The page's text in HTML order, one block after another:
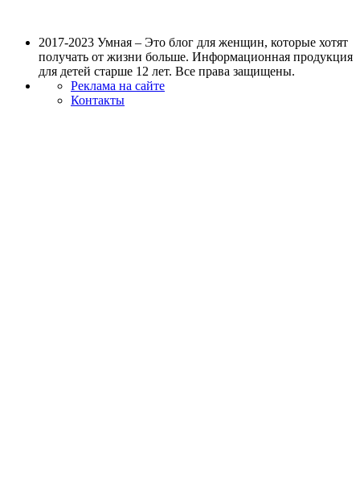
2017-2023 Умная – Это блог для женщин, которые хотят
получать от жизни больше. Информационная продукция
для детей старше 12 лет. Все права защищены.
Реклама на сайте
Контакты